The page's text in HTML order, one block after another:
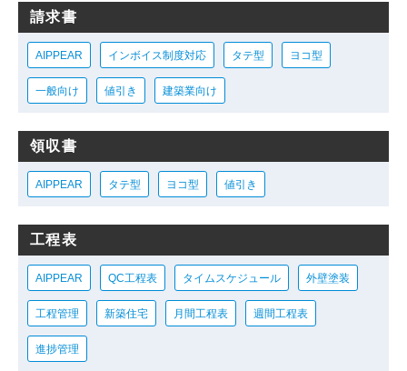
請求書
AIPPEAR インボイス制度対応 タテ型 ヨコ型
一般向け 値引き 建築業向け
領収書
AIPPEAR タテ型 ヨコ型 値引き
工程表
AIPPEAR QC工程表 タイムスケジュール 外壁塗装
工程管理 新築住宅 月間工程表 週間工程表
進捗管理